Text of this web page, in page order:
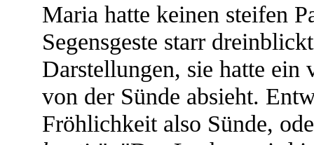
Maria hatte keinen steifen
Segensgeste starr
Darstellungen, sie hatte
von der Sünde absieht.
Fröhlichkeit also Sünde,